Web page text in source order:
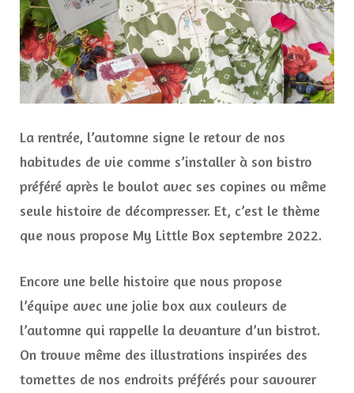
Bistrot
des
dames
pour
reprendre
ses
La rentrée, l’automne signe le retour de nos
habitudes de vie comme s’installer à son bistro
préféré après le boulot avec ses copines ou même
seule histoire de décompresser. Et, c’est le thème
que nous propose My Little Box septembre 2022.
Encore une belle histoire que nous propose
l’équipe avec une jolie box aux couleurs de
l’automne qui rappelle la devanture d’un bistrot.
On trouve même des illustrations inspirées des
tomettes de nos endroits préférés pour savourer